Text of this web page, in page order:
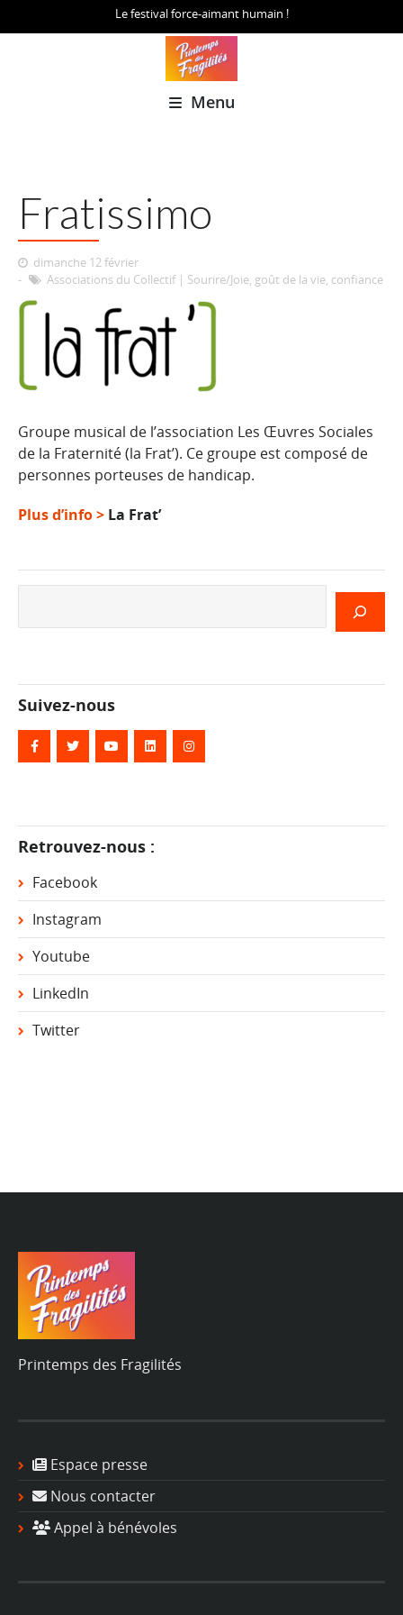
Le festival force-aimant humain !
Menu
Fratissimo
dimanche 12 février
Associations du Collectif| Sourire/Joie, goût de la vie, confiance
Groupe musical de l’association Les Œuvres Sociales
de la Fraternité (la Frat’). Ce groupe est composé de
personnes porteuses de handicap.
Plus d’info > La Frat’
Suivez-nous
Retrouvez-nous :
Facebook
Instagram
Youtube
LinkedIn
Twitter
Printemps des Fragilités
Espace presse
Nous contacter
Appel à bénévoles